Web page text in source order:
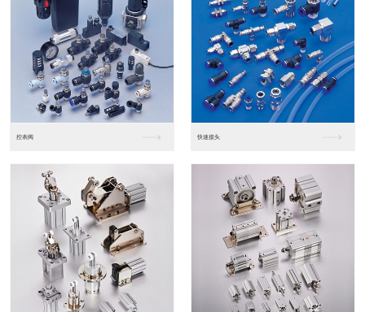
东莞松下PLC 松下人机界面GT07